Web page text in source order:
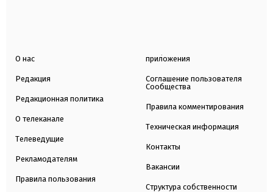
О нас
Редакция
Редакционная политика
О телеканале
Телеведущие
Рекламодателям
Правила пользования
приложения
Соглашение пользователя
Сообщества
Правила комментирования
Техническая информация
Контакты
Вакансии
Структура собственности